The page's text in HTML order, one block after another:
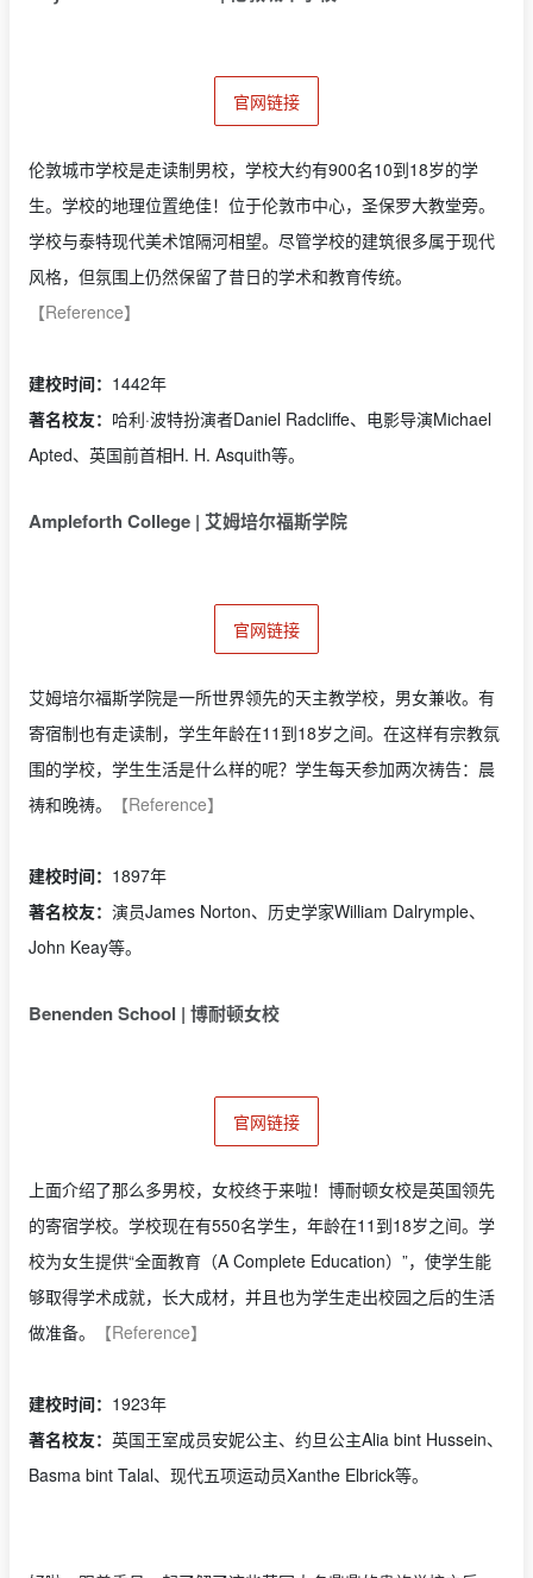
官网链接
伦敦城市学校是走读制男校，学校大约有900名10到18岁的学
生。学校的地理位置绝佳！位于伦敦市中心，圣保罗大教堂旁。
学校与泰特现代美术馆隔河相望。尽管学校的建筑很多属于现代
风格，但氛围上仍然保留了昔日的学术和教育传统。
【Reference】
建校时间： 1442年
著名校友： 哈利·波特扮演者Daniel Radcliffe、电影导演Michael
Apted、英国前首相H. H. Asquith等。
Ampleforth College | 艾姆培尔福斯学院
官网链接
艾姆培尔福斯学院是一所世界领先的天主教学校，男女兼收。有
寄宿制也有走读制，学生年龄在11到18岁之间。在这样有宗教氛
围的学校，学生生活是什么样的呢？学生每天参加两次祷告：晨
祷和晚祷。
【Reference】
建校时间： 1897年
著名校友： 演员James Norton、历史学家William Dalrymple、
John Keay等。
Benenden School | 博耐顿女校
官网链接
上面介绍了那么多男校，女校终于来啦！博耐顿女校是英国领先
的寄宿学校。学校现在有550名学生，年龄在11到18岁之间。学
校为女生提供“全面教育（A Complete Education）”，使学生能
够取得学术成就，长大成材，并且也为学生走出校园之后的生活
做准备。
【Reference】
建校时间： 1923年
著名校友： 英国王室成员安妮公主、约旦公主Alia bint Hussein、
Basma bint Talal、现代五项运动员Xanthe Elbrick等。